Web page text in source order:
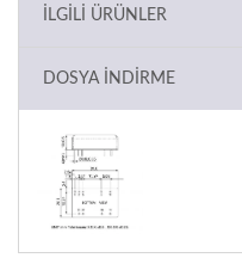
İLGILI ÜRÜNLER
DOSYA İNDIRME